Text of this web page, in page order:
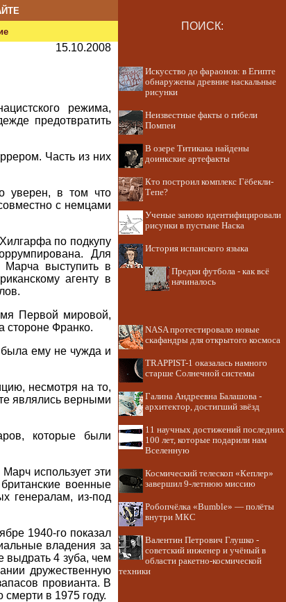
ПОИСК:
15.10.2008
режима,
предотвратить
Часть из них
уверен, в том что
с немцами
по подкупу
Для
Марча выступить в
агенту в
Первой мировой,
стороне Франко.
была ему не чужда и
несмотря на то,
являлись верными
которые были
использует эти
военные
генералам, из-под
1940-го показал
владения за
выдрать 4 зуба, чем
дружественную
провианта. В
в 1975 году.
Искусство до фараонов: в Египте
обнаружены древние наскальные
рисунки
Неизвестные факты о гибели
Помпеи
В озере Титикака найдены
доинкские артефакты
Кто построил комплекс Гёбекли-
Тепе?
Ученые заново идентифицировали
рисунки в пустыне Наска
История испанского языка
Предки футбола - как всё
начиналось
NASA протестировало новые
скафандры для открытого космоса
TRAPPIST-1 оказалась намного
старше Солнечной системы
Галина Андреевна Балашова -
архитектор, достигший звёзд
11 научных достижений последних
100 лет, которые подарили нам
Вселенную
Космический телескоп «Кеплер»
завершил 9-летнюю миссию
Робопчёлка «Bumble» — полёты
внутри МКС
Валентин Петрович Глушко -
советский инженер и учёный в
области ракетно-космической
техники